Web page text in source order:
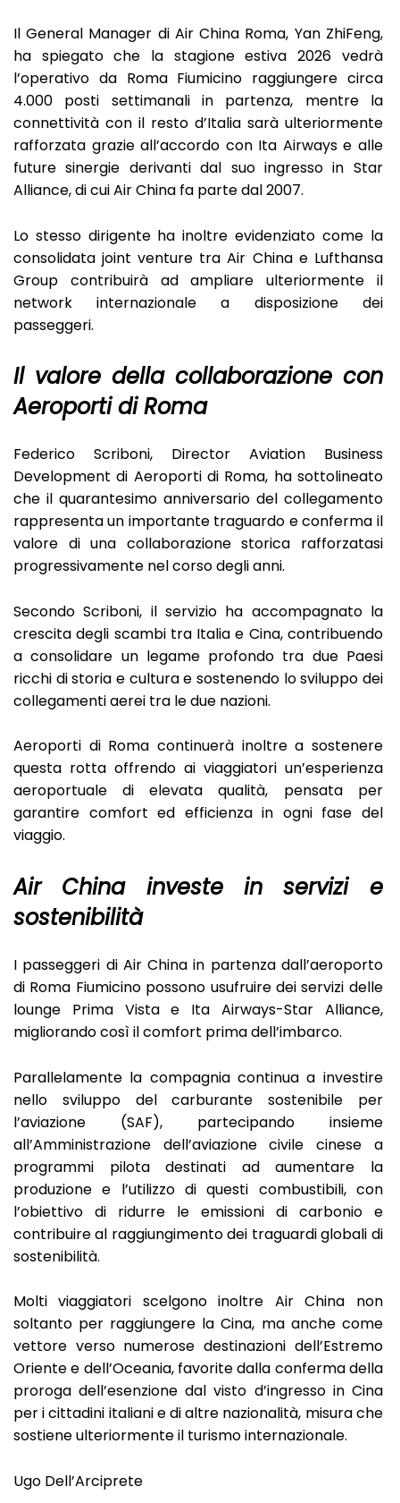
Il General Manager di Air China Roma, Yan ZhiFeng,
ha spiegato che la stagione estiva 2026 vedrà
l’operativo da Roma Fiumicino raggiungere circa
4.000 posti settimanali in partenza, mentre la
connettività con il resto d’Italia sarà ulteriormente
rafforzata grazie all’accordo con Ita Airways e alle
future sinergie derivanti dal suo ingresso in Star
Alliance, di cui Air China fa parte dal 2007.
Lo stesso dirigente ha inoltre evidenziato come la
consolidata joint venture tra Air China e Lufthansa
Group contribuirà ad ampliare ulteriormente il
network internazionale a disposizione dei
passeggeri.
Il valore della collaborazione con
Aeroporti di Roma
Federico Scriboni, Director Aviation Business
Development di Aeroporti di Roma, ha sottolineato
che il quarantesimo anniversario del collegamento
rappresenta un importante traguardo e conferma il
valore di una collaborazione storica rafforzatasi
progressivamente nel corso degli anni.
Secondo Scriboni, il servizio ha accompagnato la
crescita degli scambi tra Italia e Cina, contribuendo
a consolidare un legame profondo tra due Paesi
ricchi di storia e cultura e sostenendo lo sviluppo dei
collegamenti aerei tra le due nazioni.
Aeroporti di Roma continuerà inoltre a sostenere
questa rotta offrendo ai viaggiatori un’esperienza
aeroportuale di elevata qualità, pensata per
garantire comfort ed efficienza in ogni fase del
viaggio.
Air China investe in servizi e
sostenibilità
I passeggeri di Air China in partenza dall’aeroporto
di Roma Fiumicino possono usufruire dei servizi delle
lounge Prima Vista e Ita Airways-Star Alliance,
migliorando così il comfort prima dell’imbarco.
Parallelamente la compagnia continua a investire
nello sviluppo del carburante sostenibile per
l’aviazione (SAF), partecipando insieme
all’Amministrazione dell’aviazione civile cinese a
programmi pilota destinati ad aumentare la
produzione e l’utilizzo di questi combustibili, con
l’obiettivo di ridurre le emissioni di carbonio e
contribuire al raggiungimento dei traguardi globali di
sostenibilità.
Molti viaggiatori scelgono inoltre Air China non
soltanto per raggiungere la Cina, ma anche come
vettore verso numerose destinazioni dell’Estremo
Oriente e dell’Oceania, favorite dalla conferma della
proroga dell’esenzione dal visto d’ingresso in Cina
per i cittadini italiani e di altre nazionalità, misura che
sostiene ulteriormente il turismo internazionale.
Ugo Dell’Arciprete